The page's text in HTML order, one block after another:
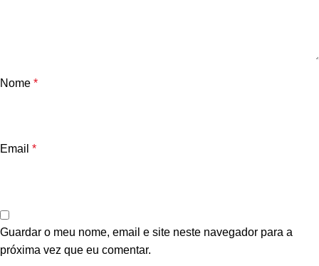
Nome *
Email *
Guardar o meu nome, email e site neste navegador para a
próxima vez que eu comentar.